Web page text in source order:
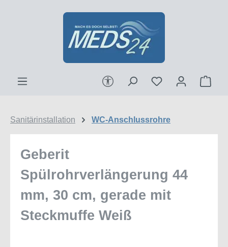
Zum Hauptinhalt springen
Werkzeugleiste anzeigen
Sanitärinstallation WC-Anschlussrohre
Geberit
Spülrohrverlängerung 44
mm, 30 cm, gerade mit
Steckmuffe Weiß